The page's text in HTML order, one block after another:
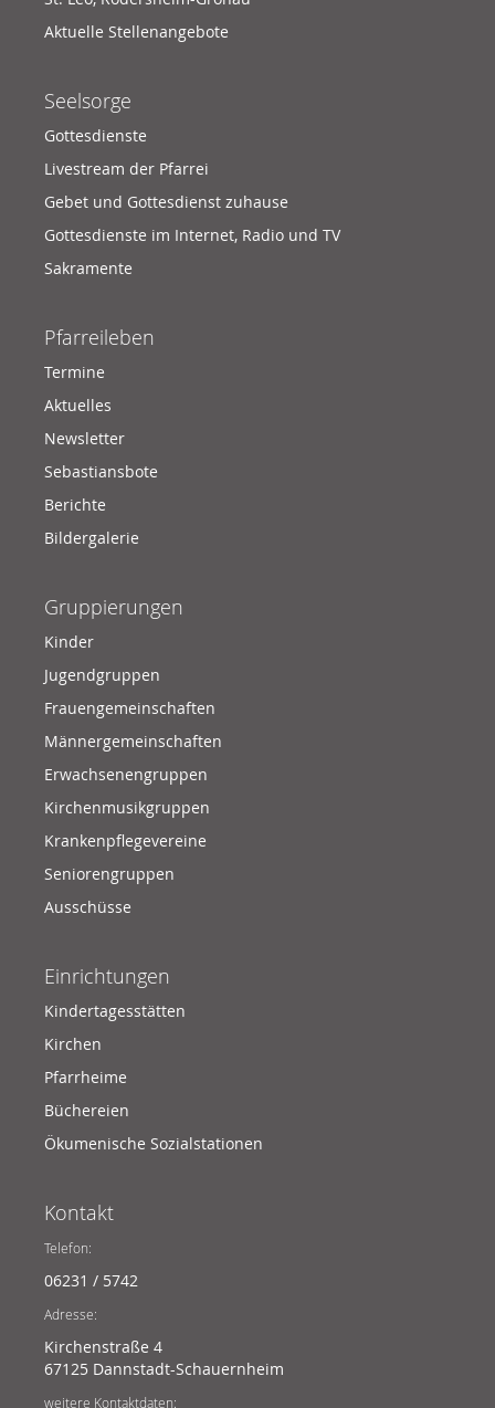
Aktuelle Stellenangebote
Seelsorge
Gottesdienste
Livestream der Pfarrei
Gebet und Gottesdienst zuhause
Gottesdienste im Internet, Radio und TV
Sakramente
Pfarreileben
Termine
Aktuelles
Newsletter
Sebastiansbote
Berichte
Bildergalerie
Gruppierungen
Kinder
Jugendgruppen
Frauengemeinschaften
Männergemeinschaften
Erwachsenengruppen
Kirchenmusikgruppen
Krankenpflegevereine
Seniorengruppen
Ausschüsse
Einrichtungen
Kindertagesstätten
Kirchen
Pfarrheime
Büchereien
Ökumenische Sozialstationen
Kontakt
Telefon:
06231 / 5742
Adresse:
Kirchenstraße 4
67125 Dannstadt-Schauernheim
weitere Kontaktdaten: